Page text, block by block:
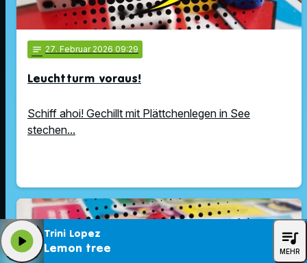
notes 27. Februar 2026 09:29
Leuchtturm voraus!
Schiff ahoi! Gechillt mit Plättchenlegen in See
stechen...
Trini Lopez
Lemon tree
play_arrow queue_music